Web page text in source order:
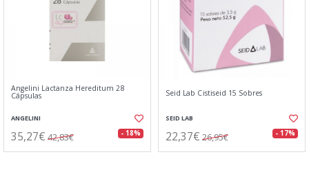
Angelini Lactanza Hereditum 28
Cápsulas
ANGELINI
35,27€ 42,83€ - 18%
Seid Lab Cistiseid 15 Sobres
SEID LAB
22,37€ 26,95€ - 17%